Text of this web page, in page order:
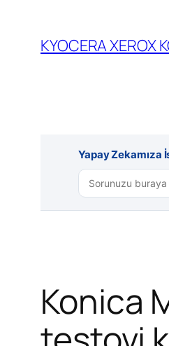
KYOCERA XEROX
Yapay Zekamıza
Konica